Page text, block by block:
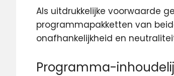
Als uitdrukkelijke voorwaarde
programmapakketten van
onafhankelijkheid en
Programma-